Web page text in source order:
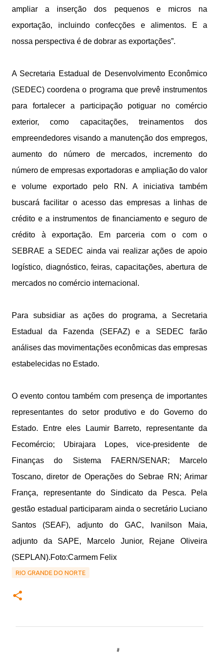
ampliar a inserção dos pequenos e micros na
exportação, incluindo confecções e alimentos. E a
nossa perspectiva é de dobrar as exportações”.
A Secretaria Estadual de Desenvolvimento Econômico
(SEDEC) coordena o programa que prevê instrumentos
para fortalecer a participação potiguar no comércio
exterior, como capacitações, treinamentos dos
empreendedores visando a manutenção dos empregos,
aumento do número de mercados, incremento do
número de empresas exportadoras e ampliação do valor
e volume exportado pelo RN. A iniciativa também
buscará facilitar o acesso das empresas a linhas de
crédito e a instrumentos de financiamento e seguro de
crédito à exportação. Em parceria com o com o
SEBRAE a SEDEC ainda vai realizar ações de apoio
logístico, diagnóstico, feiras, capacitações, abertura de
mercados no comércio internacional.
Para subsidiar as ações do programa, a Secretaria
Estadual da Fazenda (SEFAZ) e a SEDEC farão
análises das movimentações econômicas das empresas
estabelecidas no Estado.
O evento contou também com presença de importantes
representantes do setor produtivo e do Governo do
Estado. Entre eles Laumir Barreto, representante da
Fecomércio; Ubirajara Lopes, vice-presidente de
Finanças do Sistema FAERN/SENAR; Marcelo
Toscano, diretor de Operações do Sebrae RN; Arimar
França, representante do Sindicato da Pesca. Pela
gestão estadual participaram ainda o secretário Luciano
Santos (SEAF), adjunto do GAC, Ivanilson Maia,
adjunto da SAPE, Marcelo Junior, Rejane Oliveira
(SEPLAN).Foto:Carmem Felix
RIO GRANDE DO NORTE